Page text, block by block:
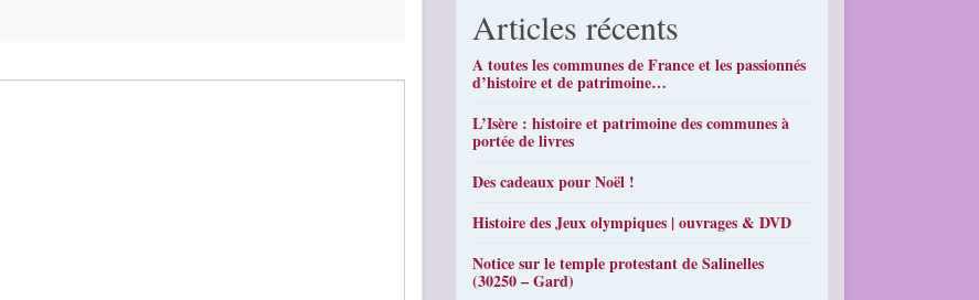
Articles récents
A toutes les communes de France et les passionnés
d’histoire et de patrimoine…
L’Isère : histoire et patrimoine des communes à
portée de livres
Des cadeaux pour Noël !
Histoire des Jeux olympiques | ouvrages & DVD
Notice sur le temple protestant de Salinelles
(30250 – Gard)